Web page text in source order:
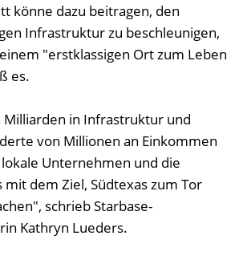
könne dazu beitragen, den
Infrastruktur zu beschleunigen,
"erstklassigen Ort zum Leben
es.
in Infrastruktur und
von Millionen an Einkommen
Unternehmen und die
mit dem Ziel, Südtexas zum Tor
schrieb Starbase-
Kathryn Lueders.